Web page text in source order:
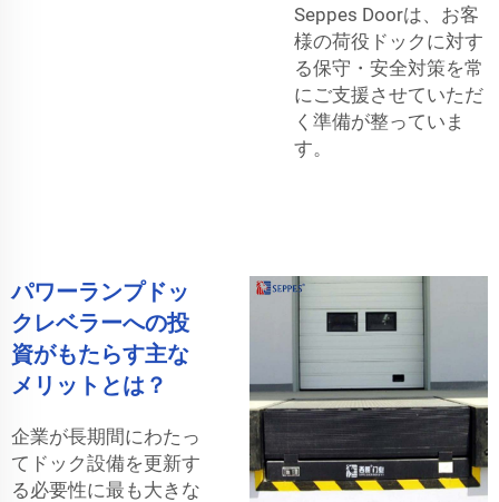
Seppes Doorは、お客
様の荷役ドックに対す
る保守・安全対策を常
にご支援させていただ
く準備が整っていま
す。
パワーランプドッ
クレベラーへの投
資がもたらす主な
メリットとは？
企業が長期間にわたっ
てドック設備を更新す
る必要性に最も大きな